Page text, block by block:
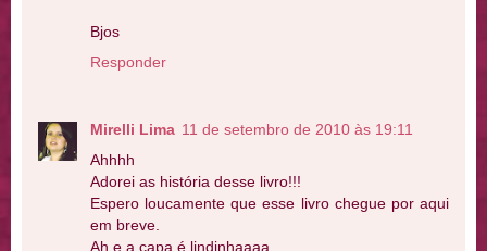
Bjos
Responder
Mirelli Lima 11 de setembro de 2010 às 19:11
Ahhhh
Adorei as história desse livro!!!
Espero loucamente que esse livro chegue por aqui
em breve.
Ah e a capa é lindinhaaaa